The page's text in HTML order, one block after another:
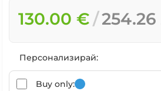
130.00 € 254.26
Персонализирай:
Buy only: